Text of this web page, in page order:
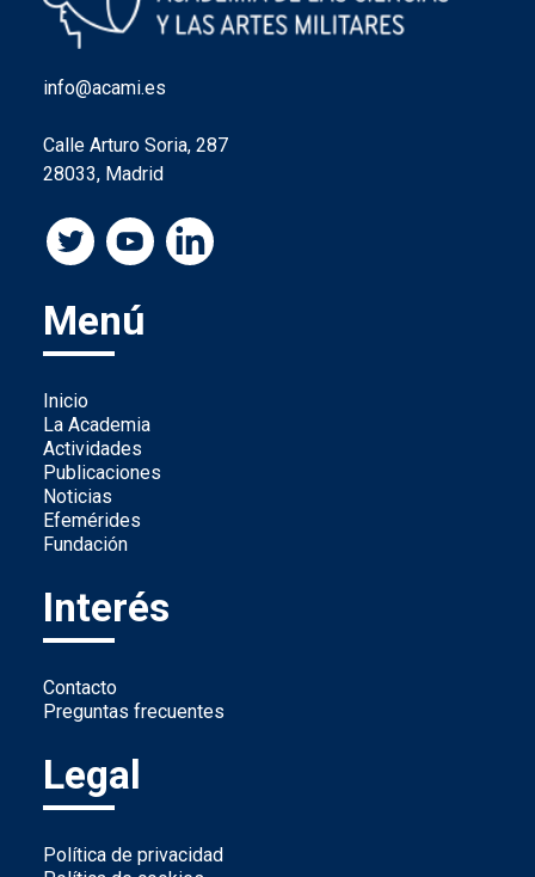
info@acami.es
Calle Arturo Soria, 287
28033, Madrid
Menú
Inicio
La Academia
Actividades
Publicaciones
Noticias
Efemérides
Fundación
Interés
Contacto
Preguntas frecuentes
Legal
Política de privacidad